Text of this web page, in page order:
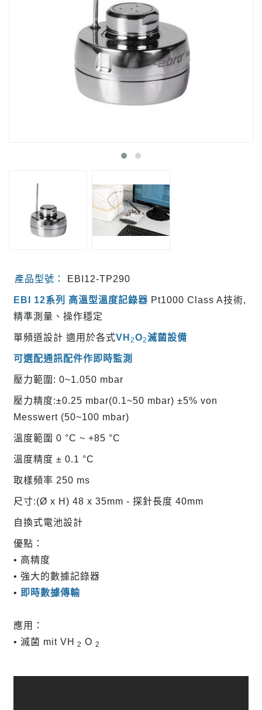
產品型號： EBI12-TP290
EBI 12系列 高溫型溫度記錄器 Pt1000 Class A技術,
精準測量、操作穩定
單頻道設計 適用於各式VH 2O2滅菌設備
可選配通訊配件作即時監測
壓力範圍: 0~1.050 mbar
壓力精度:±0.25 mbar(0.1~50 mbar) ±5% von
Messwert (50~100 mbar)
溫度範圍 0 °C ~ +85 °C
溫度精度 ± 0.1 °C
取樣頻率 250 ms
尺寸:(Ø x H) 48 x 35mm - 探針長度 40mm
自換式電池設計
優點：
• 高精度
• 強大的數據記錄器
• 即時數據傳輸
應用：
• 滅菌 mit VH 2 O 2